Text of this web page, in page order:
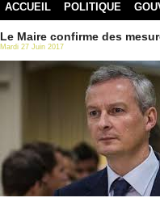
ACCUEIL POLITIQUE
Le Maire confirme des
Mardi 27 Juin 2017